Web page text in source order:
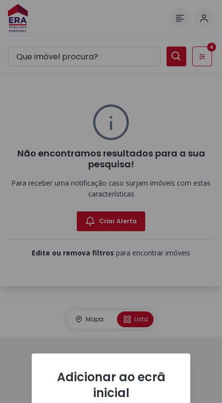
Filtros
4
Não encontramos resultados para a sua
pesquisa!
Para receber uma notificação caso surjam imóveis com estas
características
Criar Alerta
Edite ou remova filtros para encontrar imóveis
Mapa Lista
Adicionar ao ecrã
inicial